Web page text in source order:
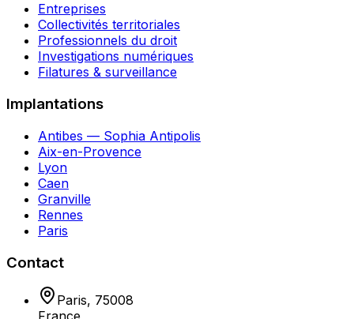
Entreprises
Collectivités territoriales
Professionnels du droit
Investigations numériques
Filatures & surveillance
Implantations
Antibes — Sophia Antipolis
Aix-en-Provence
Lyon
Caen
Granville
Rennes
Paris
Contact
Paris, 75008